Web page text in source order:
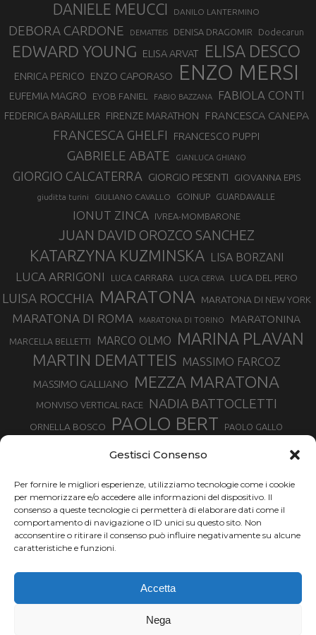
Gestisci Consenso
Per fornire le migliori esperienze, utilizziamo tecnologie come i cookie
per memorizzare e/o accedere alle informazioni del dispositivo. Il
consenso a queste tecnologie ci permetterà di elaborare dati come il
comportamento di navigazione o ID unici su questo sito. Non
acconsentire o ritirare il consenso può influire negativamente su alcune
caratteristiche e funzioni.
Accetta
Nega
DANIELE MEUCCI DANILO LANTERMINO
DEBORA CARDONE DEMATTEIS DENISA DRAGOMIR Dodecarun
EDWARD YOUNG ELISA ARVAT ELISA DESCO
ENRICA PERICO ENZO CAPORASO ENZO MERSI
EUFEMIA MAGRO EYOB FANIEL FABIO BAZZANA FABIOLA CONTI
FEDERICA BARAILLER FIRENZE MARATHON FRANCESCA CANEPA
FRANCESCA GHELFI FRANCESCO PUPPI
GABRIELE ABATE GIANLUCA GHIANO
GIORGIO CALCATERRA GIORGIO PESENTI GIOVANNA EPIS
giuditta turini GIULIANO CAVALLO GOINUP GUARDAVALLE
IONUT ZINCA IVREA-MOMBARONE
JUAN DAVID OROZCO SANCHEZ
KATARZYNA KUZMINSKA LISA BORZANI
LUCA ARRIGONI LUCA CARRARA LUCA CERVA LUCA DEL PERO
LUISA ROCCHIA MARATONA MARATONA DI NEW YORK
MARATONA DI ROMA MARATONA DI TORINO MARATONINA
MARCELLA BELLETTI MARCO OLMO MARINA PLAVAN
MARTIN DEMATTEIS MASSIMO FARCOZ
MASSIMO GALLIANO MEZZA MARATONA
MONVISO VERTICAL RACE NADIA BATTOCLETTI
ORNELLA BOSCO PAOLO BERT PAOLO GALLO
SILVIA SERAFINI SONIA GLAREY TAVAGNASCO TOR DES GEANTS
TOUR MONVISO TRAIL TRAIL MONTE CASTO TROFEO KIMA
TURIN MARATHON URBAN ZEMMER VAL DI FASSA RUNNING
VALENTINA BELOTTI
VENICE MARATHON
XAVIER CHEVRIER
YEMAN CRIPPA